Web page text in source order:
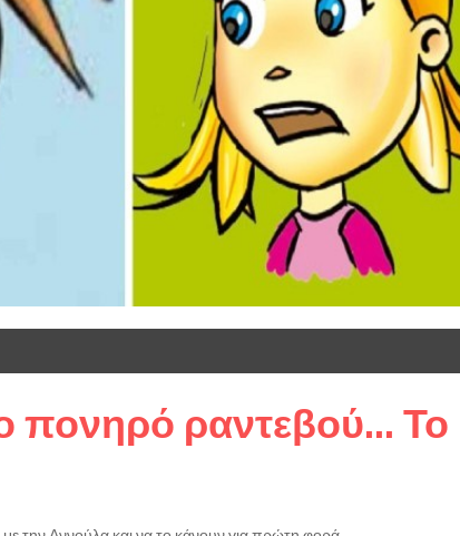
πονηρό ραντεβού... Το